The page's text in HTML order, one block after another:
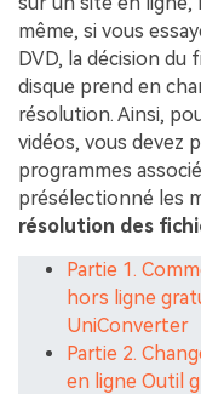
même, si vous
DVD, la décision
disque prend en
résolution. Ainsi,
vidéos, vous devez
programmes
présélectionné les
résolution des
Partie 1.
hors ligne
UniConverter
Partie 2.
en ligne Outil